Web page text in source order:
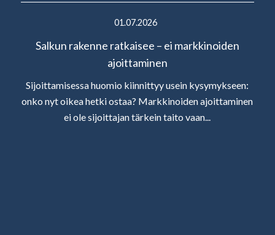
01.07.2026
Salkun rakenne ratkaisee – ei markkinoiden
ajoittaminen
Sijoittamisessa huomio kiinnittyy usein kysymykseen:
onko nyt oikea hetki ostaa? Markkinoiden ajoittaminen
ei ole sijoittajan tärkein taito vaan...